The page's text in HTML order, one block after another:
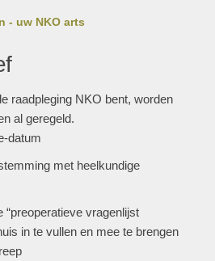
- uw NKO arts
raadpleging NKO bent, worden
al geregeld.
datum
met heelkundige
“preoperatieve vragenlijst
in te vullen en mee te brengen